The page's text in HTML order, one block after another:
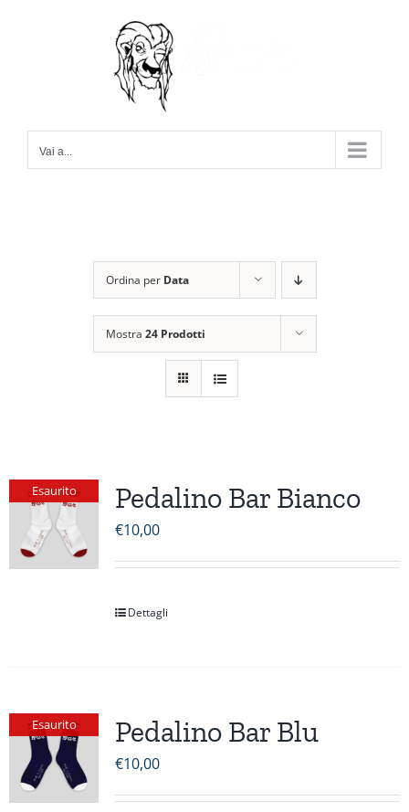
Vai a...
Ordina per Data
Mostra 24 Prodotti
Esaurito Pedalino Bar Bianco
€10,00
Dettagli
Esaurito Pedalino Bar Blu
€10,00